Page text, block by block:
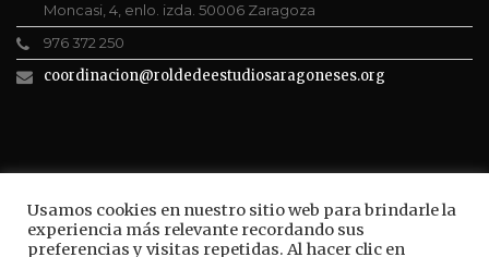
Usamos cookies en nuestro sitio web para brindarle la
experiencia más relevante recordando sus
preferencias y visitas repetidas. Al hacer clic en
Moncasi, 4, enlo. izda. 50006 Zaragoza
976 372 250
coordinacion@roldedeestudiosaragoneses.org
ROLDE CONECTA